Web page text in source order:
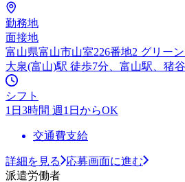
勤務地
面接地
富山県富山市山室226番地2 グリー
大泉(富山)駅 徒歩7分、富山駅、猪
シフト
1日3時間 週1日からOK
交通費支給
詳細を見る
応募画面に進む
派遣労働者